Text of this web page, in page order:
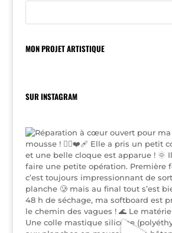
MON PROJET ARTISTIQUE
SUR INSTAGRAM